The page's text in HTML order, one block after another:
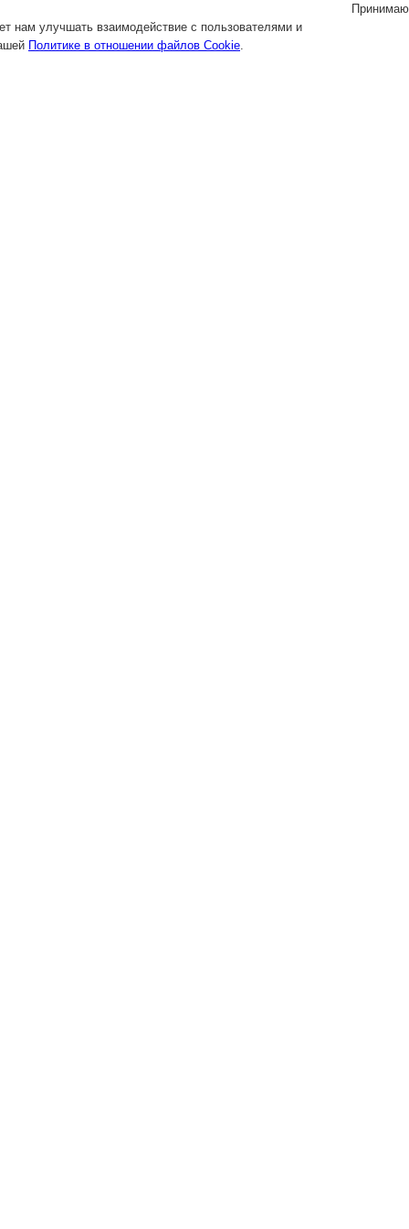
нам улучшать взаимодействие с пользователями и
Политике в отношении файлов Cookie.
Принимаю